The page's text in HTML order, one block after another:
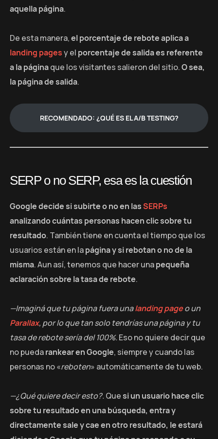
aquella página.
De esta manera,el porcentaje de rebote aplica a
landing pagesy el porcentaje de salida es referente
a la páginaque los visitantes salieron del sitio.O sea,
la página de salida.
RECOMENDADO: ¿QUÉ ES EL A/B TESTING?
SERP o no SERP, esa es la cuestión
Google decide si subirte o no en lasSERPs
analizando cuántas personas hacen clic sobre tu
resultado. También tiene en cuenta el tiempo que los
usuarios están en lapágina y si rebotan o no de la
misma. Aun así, tenemos que hacer unapequeña
aclaración sobre la tasa de rebote.
—Imaginá que tu página fuera unalanding pageo un
Parallax, por lo que tan solo tendrías una página y tu
tasa de rebote sería del 100%.Eso no quiere decir que
no puedarankear en Google, siempre y cuando las
personas no «reboten» automáticamente de tu web.
—¿Qué quiere decir esto?.Quesi un usuario hace clic
sobre tu resultado en una búsqueda, entra y
directamente sale y caeen otro resultado, le estará